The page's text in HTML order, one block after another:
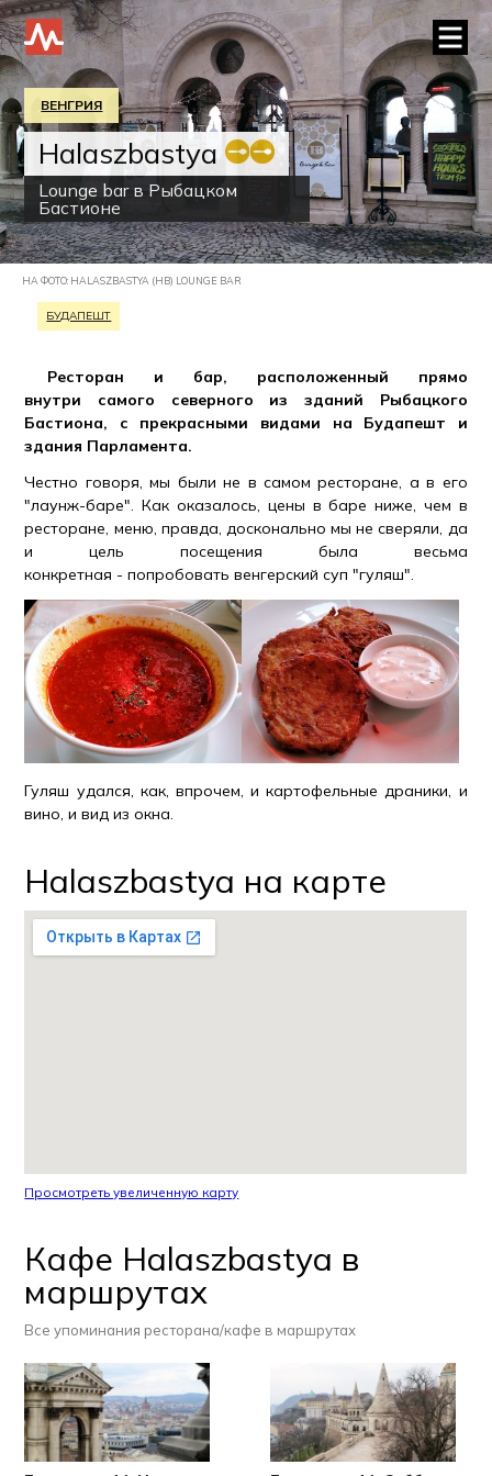
ВЕНГРИЯ
Halaszbastya
Lounge bar в Рыбацком
Бастионе
НА ФОТО: HALASZBASTYA (HB) LOUNGE BAR
БУДАПЕШТ
Ресторан и бар, расположенный прямо
внутри самого северного из зданий Рыбацкого
Бастиона, с прекрасными видами на Будапешт и
здания Парламента.
Честно говоря, мы были не в самом ресторане, а в его
"лаунж-баре". Как оказалось, цены в баре ниже, чем в
ресторане, меню, правда, досконально мы не сверяли, да
и цель посещения была весьма
конкретная - попробовать венгерский суп "гуляш".
Гуляш удался, как, впрочем, и картофельные драники, и
вино, и вид из окна.
Halaszbastya на карте
Просмотреть увеличенную карту
Кафе Halaszbastya в
маршрутах
Все упоминания ресторана/кафе в маршрутах